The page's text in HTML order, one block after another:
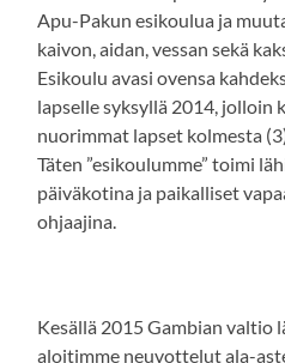
Apu-Pakun esikoulua ja
kaivon, aidan, vessan sekä
Esikoulu avasi ovensa
lapselle syksyllä 2014,
nuorimmat lapset kolmesta
Täten ”esikoulumme” toimi
päiväkotina ja paikalliset
ohjaajina.
Kesällä 2015 Gambian valtio
aloitimme neuvottelut ala-